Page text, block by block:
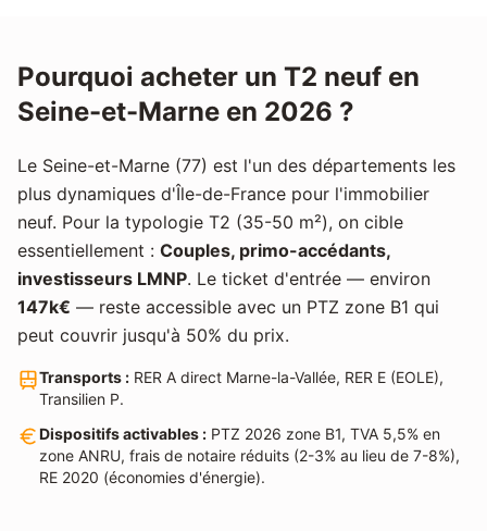
Pourquoi acheter un T2 neuf en
Seine-et-Marne en 2026 ?
Le Seine-et-Marne (77) est l'un des départements les
plus dynamiques d'Île-de-France pour l'immobilier
neuf. Pour la typologie T2 (35-50 m²), on cible
essentiellement : Couples, primo-accédants,
investisseurs LMNP. Le ticket d'entrée — environ
147k€ — reste accessible avec un PTZ zone B1 qui
peut couvrir jusqu'à 50% du prix.
Transports : RER A direct Marne-la-Vallée, RER E (EOLE),
Transilien P.
Dispositifs activables : PTZ 2026 zone B1, TVA 5,5% en
zone ANRU, frais de notaire réduits (2-3% au lieu de 7-8%),
RE 2020 (économies d'énergie).